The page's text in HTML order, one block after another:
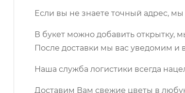
Если вы не знаете точный адрес,
В букет можно добавить открытку,
После доставки мы вас уведомим и
Наша служба логистики всегда
Доставим Вам свежие цветы в